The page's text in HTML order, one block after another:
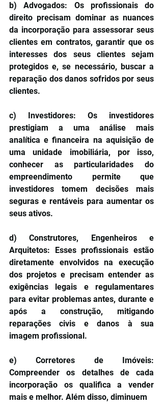
b) Advogados: Os profissionais do
direito precisam dominar as nuances
da incorporação para assessorar seus
clientes em contratos, garantir que os
interesses dos seus clientes sejam
protegidos e, se necessário, buscar a
reparação dos danos sofridos por seus
clientes.
c) Investidores: Os investidores
prestigiam a uma análise mais
analítica e financeira na aquisição de
uma unidade imobiliária, por isso,
conhecer as particularidades do
empreendimento permite que
investidores tomem decisões mais
seguras e rentáveis para aumentar os
seus ativos.
d) Construtores, Engenheiros e
Arquitetos: Esses profissionais estão
diretamente envolvidos na execução
dos projetos e precisam entender as
exigências legais e regulamentares
para evitar problemas antes, durante e
após a construção, mitigando
reparações civis e danos à sua
imagem profissional.
e) Corretores de Imóveis:
Compreender os detalhes de cada
incorporação os qualifica a vender
mais e melhor. Além disso, diminuem